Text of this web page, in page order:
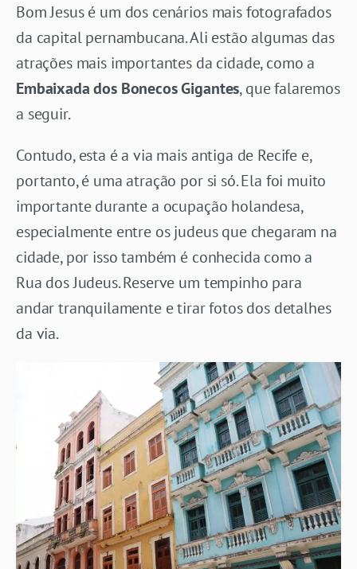
Bom Jesus é um dos cenários mais fotografados
da capital pernambucana. Ali estão algumas das
atrações mais importantes da cidade, como a
Embaixada dos Bonecos Gigantes, que falaremos
a seguir.
Contudo, esta é a via mais antiga de Recife e,
portanto, é uma atração por si só. Ela foi muito
importante durante a ocupação holandesa,
especialmente entre os judeus que chegaram na
cidade, por isso também é conhecida como a
Rua dos Judeus. Reserve um tempinho para
andar tranquilamente e tirar fotos dos detalhes
da via.